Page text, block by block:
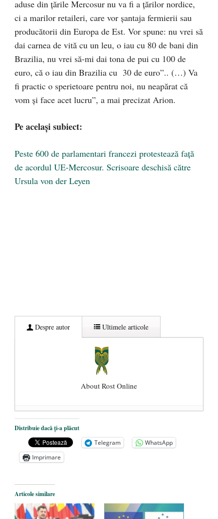
aduse din țările Mercosur nu va fi a țărilor nordice,
ci a marilor retaileri, care vor șantaja fermierii sau
producătorii din Europa de Est. Vor spune: nu vrei să
dai carnea de vită cu un leu, o iau cu 80 de bani din
Brazilia, nu vrei să-mi dai tona de pui cu 100 de
euro, că o iau din Brazilia cu 30 de euro”.. (…) Va
fi practic o sperietoare pentru noi, nu neapărat că
vom și face acet lucru”, a mai precizat Arion.
Pe același subiect:
Peste 600 de parlamentari francezi protestează față
de acordul UE-Mercosur. Scrisoare deschisă către
Ursula von der Leyen
Despre autor Ultimele articole
About Rost Online
Dezvăluiri cutremurătoare despre
președintele Ucrainei, Volodymyr
Zelensky
- 13 mai 2026
Statul care servește Națiunea
Legea Vexler produce efecte. Bustul
poetului Octavian Goga, înlăturat din Iași
- 16 aprilie 2026
Distribuie dacă ți-a plăcut
Telegram
WhatsApp
Imprimare
Articole similare